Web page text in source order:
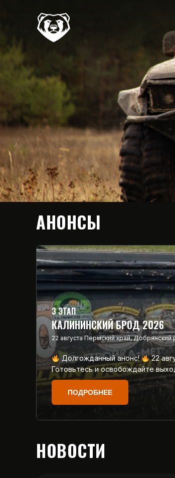
АНОНСЫ
3 ЭТАП
КАЛИНИНСКИЙ БРОД 2026
22 августа Пермский край, Добрянский
Долгожданный анонс! 22
Готовьтесь и освобождайте
ПОДРОБНЕЕ
НОВОСТИ